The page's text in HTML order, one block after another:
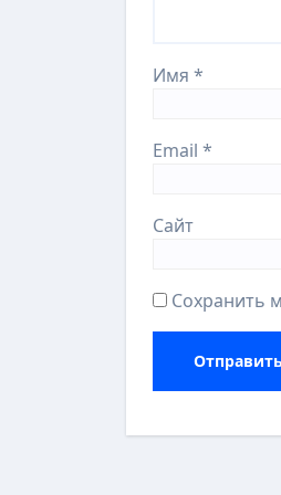
Имя *
Email *
Сайт
Сохранить